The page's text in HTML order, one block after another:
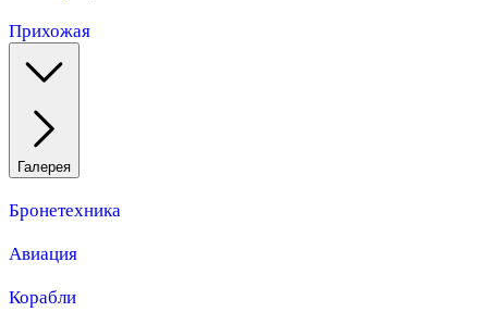
Прихожая
Галерея
Бронетехника
Авиация
Корабли